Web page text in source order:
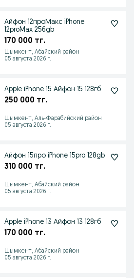
Айфон 12проМакс iPhone
12proMax 256gb
170 000 тг.
Шымкент, Абайский район
05 августа 2026 г.
Apple iPhone 15 Айфон 15 128гб
250 000 тг.
Шымкент, Аль-Фарабийский район
05 августа 2026 г.
Айфон 15про iPhone 15pro 128gb
310 000 тг.
Шымкент, Абайский район
05 августа 2026 г.
Apple iPhone 13 Айфон 13 128гб
170 000 тг.
Шымкент, Абайский район
05 августа 2026 г.